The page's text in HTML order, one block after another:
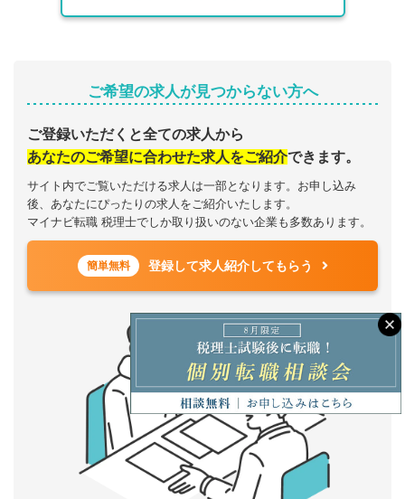
ご希望の求人が見つからない方へ
ご登録いただくと全ての求人から
あなたのご希望に合わせた求人をご紹介できます。
サイト内でご覧いただける求人は一部となります。お申し込み
後、あなたにぴったりの求人をご紹介いたします。
マイナビ転職 税理士でしか取り扱いのない企業も多数あります。
簡単無料 登録して求人紹介してもらう